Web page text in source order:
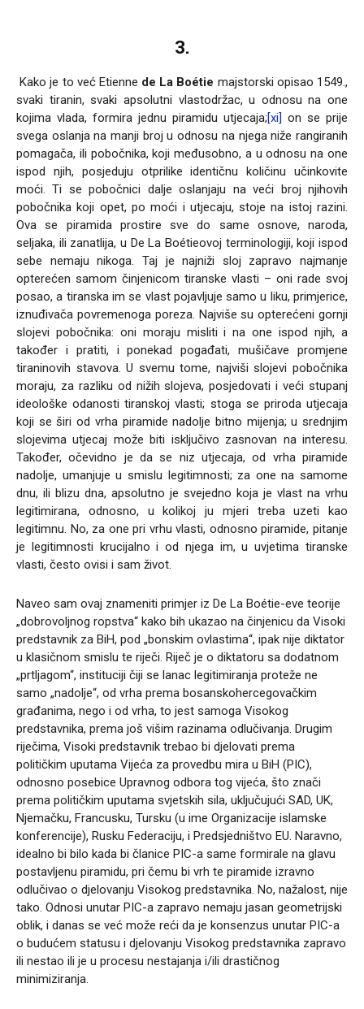
3.
Kako je to već Etienne de La Boétie majstorski opisao 1549.,
svaki tiranin, svaki apsolutni vlastodržac, u odnosu na one
kojima vlada, formira jednu piramidu utjecaja;[xi] on se prije
svega oslanja na manji broj u odnosu na njega niže rangiranih
pomagača, ili pobočnika, koji međusobno, a u odnosu na one
ispod njih, posjeduju otprilike identičnu količinu učinkovite
moći. Ti se pobočnici dalje oslanjaju na veći broj njihovih
pobočnika koji opet, po moći i utjecaju, stoje na istoj razini.
Ova se piramida prostire sve do same osnove, naroda,
seljaka, ili zanatlija, u De La Boétieovoj terminologiji, koji ispod
sebe nemaju nikoga. Taj je najniži sloj zapravo najmanje
opterećen samom činjenicom tiranske vlasti – oni rade svoj
posao, a tiranska im se vlast pojavljuje samo u liku, primjerice,
iznuđivača povremenoga poreza. Najviše su opterećeni gornji
slojevi pobočnika: oni moraju misliti i na one ispod njih, a
također i pratiti, i ponekad pogađati, mušičave promjene
tiraninovih stavova. U svemu tome, najviši slojevi pobočnika
moraju, za razliku od nižih slojeva, posjedovati i veći stupanj
ideološke odanosti tiranskoj vlasti; stoga se priroda utjecaja
koji se širi od vrha piramide nadolje bitno mijenja; u srednjim
slojevima utjecaj može biti isključivo zasnovan na interesu.
Također, očevidno je da se niz utjecaja, od vrha piramide
nadolje, umanjuje u smislu legitimnosti; za one na samome
dnu, ili blizu dna, apsolutno je svejedno koja je vlast na vrhu
legitimirana, odnosno, u kolikoj ju mjeri treba uzeti kao
legitimnu. No, za one pri vrhu vlasti, odnosno piramide, pitanje
je legitimnosti krucijalno i od njega im, u uvjetima tiranske
vlasti, često ovisi i sam život.
Naveo sam ovaj znameniti primjer iz De La Boétie-eve teorije
„dobrovoljnog ropstva“ kako bih ukazao na činjenicu da Visoki
predstavnik za BiH, pod „bonskim ovlastima“, ipak nije diktator
u klasičnom smislu te riječi. Riječ je o diktatoru sa dodatnom
„prtljagom“, instituciji čiji se lanac legitimiranja proteže ne
samo „nadolje“, od vrha prema bosanskohercegovačkim
građanima, nego i od vrha, to jest samoga Visokog
predstavnika, prema još višim razinama odlučivanja. Drugim
riječima, Visoki predstavnik trebao bi djelovati prema
političkim uputama Vijeća za provedbu mira u BiH (PIC),
odnosno posebice Upravnog odbora tog vijeća, što znači
prema političkim uputama svjetskih sila, uključujući SAD, UK,
Njemačku, Francusku, Tursku (u ime Organizacije islamske
konferencije), Rusku Federaciju, i Predsjedništvo EU. Naravno,
idealno bi bilo kada bi članice PIC-a same formirale na glavu
postavljenu piramidu, pri čemu bi vrh te piramide izravno
odlučivao o djelovanju Visokog predstavnika. No, nažalost, nije
tako. Odnosi unutar PIC-a zapravo nemaju jasan geometrijski
oblik, i danas se već može reći da je konsenzus unutar PIC-a
o budućem statusu i djelovanju Visokog predstavnika zapravo
ili nestao ili je u procesu nestajanja i/ili drastičnog
minimiziranja.